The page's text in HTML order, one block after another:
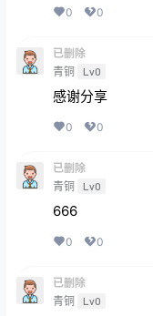
0 0
已删除
青铜
Lv0
感谢分享
0 0
已删除
青铜
Lv0
666
0 0
已删除
青铜
Lv0